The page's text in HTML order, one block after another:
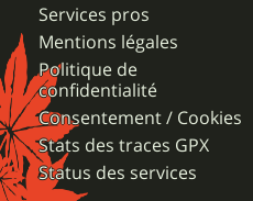
Services pros
Mentions légales
Politique de
confidentialité
Consentement / Cookies
Stats des traces GPX
Status des services